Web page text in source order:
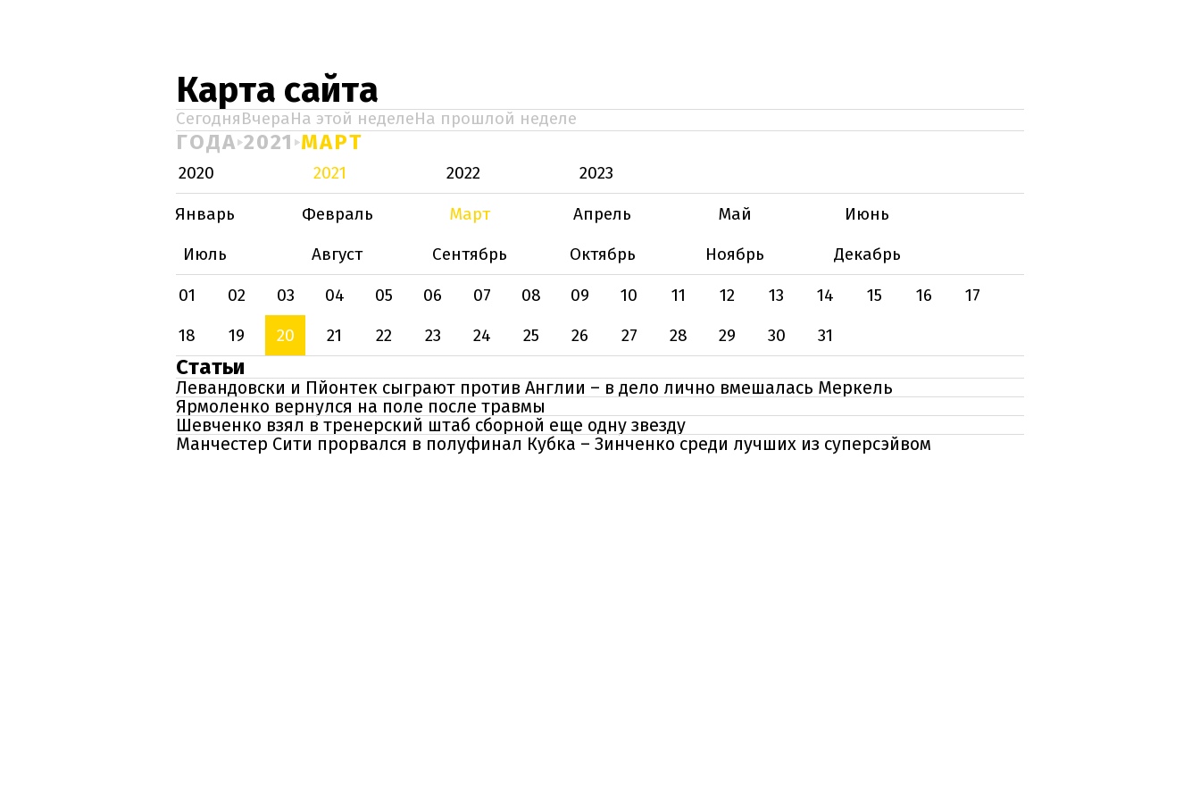
Карта сайта
СегодняВчераНа этой неделеНа прошлой неделе
ГОДА 2021 МАРТ
2020 2021 2022
2023
Январь
Февраль Март Апрель Май
Июнь
Июль
Август Сентябрь Октябрь Ноябрь
Декабрь
01
02 03 04 05 06 07 08 09 10 11 12 13 14 15 16
17
18
19 20 21 22 23 24 25 26 27 28 29 30 31
Статьи
Левандовски и Пйонтек сыграют против Англии – в дело лично вмешалась Меркель
Ярмоленко вернулся на поле после травмы
Шевченко взял в тренерский штаб сборной еще одну звезду
Манчестер Сити прорвался в полуфинал Кубка – Зинченко среди лучших из суперсэйвом